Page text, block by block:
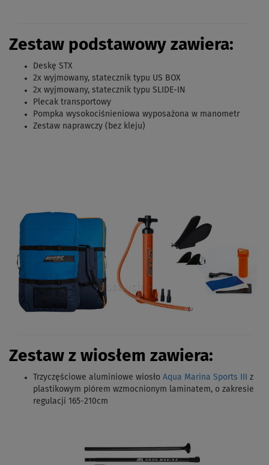
Zestaw podstawowy zawiera:
Deskę STX
2x wyjmowany, statecznik typu US BOX
2x wyjmowany, statecznik typu SLIDE-IN
Plecak transportowy
Pompka wysokociśnieniowa wyposażona w manometr
Zestaw naprawczy (bez kleju)
Zestaw z wiosłem zawiera:
Trzyczęściowe aluminiowe wiosło Aqua Marina Sports III
z
plastikowym piórem wzmocnionym laminatem, o zakresie
regulacji 165-210cm